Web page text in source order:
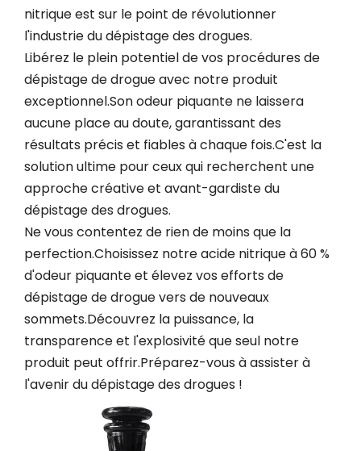
nitrique est sur le point de révolutionner
l'industrie du dépistage des drogues.
Libérez le plein potentiel de vos procédures de
dépistage de drogue avec notre produit
exceptionnel.Son odeur piquante ne laissera
aucune place au doute, garantissant des
résultats précis et fiables à chaque fois.C'est la
solution ultime pour ceux qui recherchent une
approche créative et avant-gardiste du
dépistage des drogues.
Ne vous contentez de rien de moins que la
perfection.Choisissez notre acide nitrique à 60 %
d'odeur piquante et élevez vos efforts de
dépistage de drogue vers de nouveaux
sommets.Découvrez la puissance, la
transparence et l'explosivité que seul notre
produit peut offrir.Préparez-vous à assister à
l'avenir du dépistage des drogues !